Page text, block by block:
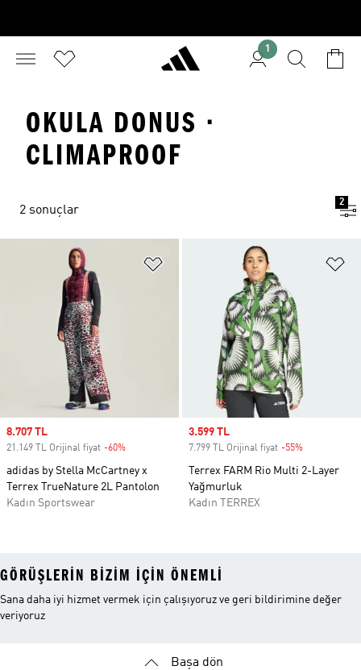
1
OKULA DONUS ·
CLIMAPROOF
2 sonuçlar
2
Favori Listesine Ekle
Sale price
8.707 TL
21.149 TL Orijinal fiyat -60%
adidas by Stella McCartney x
Terrex TrueNature 2L Pantolon
Kadın Sportswear
Sale price
3.599 TL
7.799 TL Orijinal fiyat -55%
Terrex FARM Rio Multi 2-Layer
Yağmurluk
Kadın TERREX
GÖRÜŞLERIN BIZIM IÇIN ÖNEMLI
Sana daha iyi hizmet vermek için çalışıyoruz ve geri bildirimine değer
veriyoruz
Başa dön